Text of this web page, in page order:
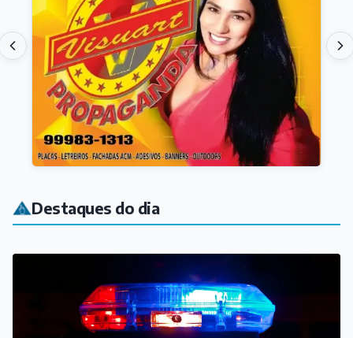
Destaques do dia